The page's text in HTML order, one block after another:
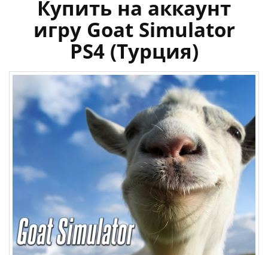
Купить на аккаунт
игру Goat Simulator
PS4 (Турция)